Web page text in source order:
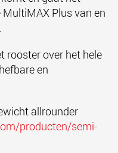
Plus van en
rooster over het hele
en
allrounder
producten/semi-